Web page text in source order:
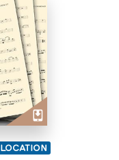
LOCATION